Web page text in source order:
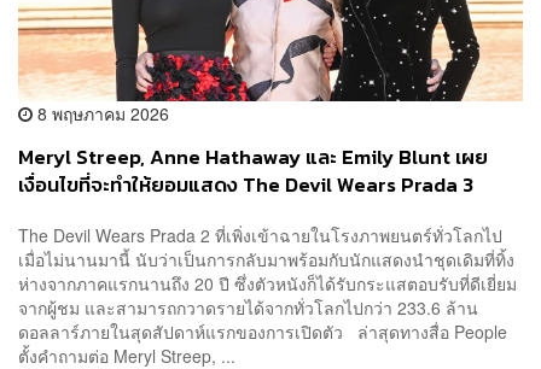
8 พฤษภาคม 2026
Meryl Streep, Anne Hathaway และ Emily Blunt เผย
เงื่อนไขที่จะทำให้ยอมแสดง The Devil Wears Prada 3
The Devil Wears Prada 2 ที่เพิ่งเข้าฉายในโรงภาพยนตร์ทั่วโลกไป
เมื่อไม่นานมานี้ นับว่าเป็นการกลับมาพร้อมกับนักแสดงนำชุดเดิมที่ทิ้ง
ห่างจากภาคแรกนานถึง 20 ปี ซึ่งตัวหนังก็ได้รับกระแสตอบรับที่ดีเยี่ยม
จากผู้ชม และสามารถกวาดรายได้จากทั่วโลกไปกว่า 233.6 ล้าน
ดอลลาร์ภายในสุดสัปดาห์แรกของการเปิดตัว ล่าสุดทางสื่อ People
ตั้งคำถามต่อ Meryl Streep, ...